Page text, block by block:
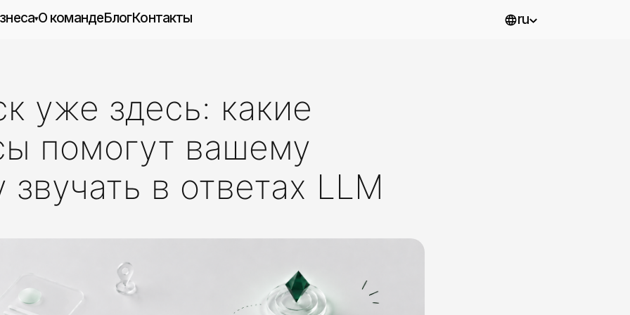
Продвижение в нейросетях
Контекстная реклама
Рекламный аудит
Продвижение приложений (ASO)
О командеБлогКонтакты
уже здесь: какие
помогут вашему
звучать в ответах LLM